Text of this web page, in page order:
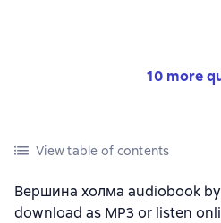
10 more
View table of contents
Вершина холма audiobook
download as MP3 or listen